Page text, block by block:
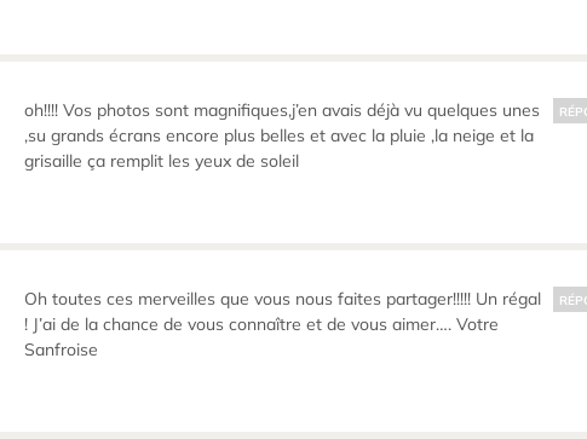
oh!!!! Vos photos sont magnifiques,j’en avais déjà vu quelques unes
,su grands écrans encore plus belles et avec la pluie ,la neige et la
grisaille ça remplit les yeux de soleil
Oh toutes ces merveilles que vous nous faites partager!!!!! Un régal
! J’ai de la chance de vous connaître et de vous aimer…. Votre
Sanfroise